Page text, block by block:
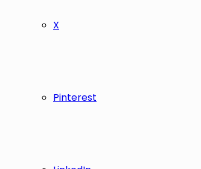
X
Pinterest